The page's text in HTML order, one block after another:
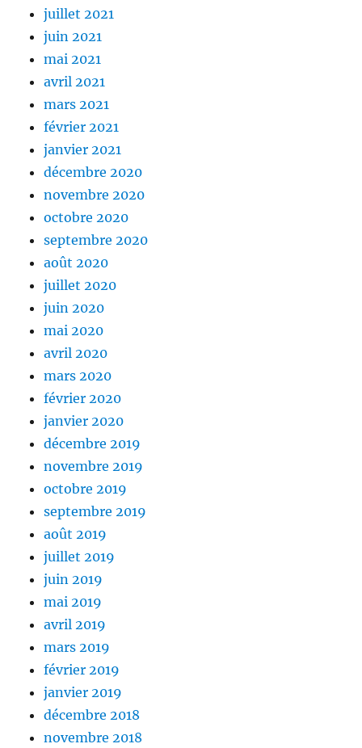
juillet 2021
juin 2021
mai 2021
avril 2021
mars 2021
février 2021
janvier 2021
décembre 2020
novembre 2020
octobre 2020
septembre 2020
août 2020
juillet 2020
juin 2020
mai 2020
avril 2020
mars 2020
février 2020
janvier 2020
décembre 2019
novembre 2019
octobre 2019
septembre 2019
août 2019
juillet 2019
juin 2019
mai 2019
avril 2019
mars 2019
février 2019
janvier 2019
décembre 2018
novembre 2018